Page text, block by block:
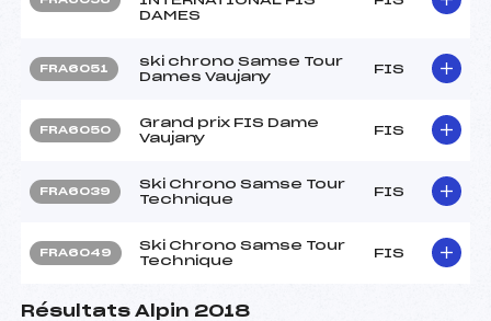
DAMES
FRA6051
ski chrono Samse Tour
Dames Vaujany
FIS
FRA6050
Grand prix FIS Dame
Vaujany
FIS
FRA6039
Ski Chrono Samse Tour
Technique
FIS
FRA6049
Ski Chrono Samse Tour
Technique
FIS
Résultats Alpin 2018